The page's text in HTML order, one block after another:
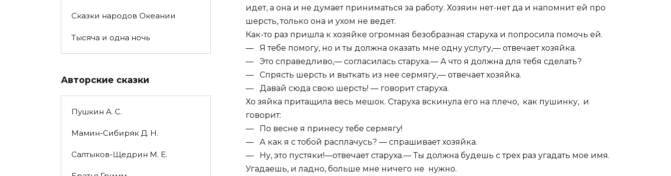
идет, а она и не думает приниматься за работу. Хозяин нет-нет да и напомнит ей про
шерсть, только она и ухом не ведет.
Как-то раз пришла к хозяйке огромная безобразная старуха и попросила помочь ей.
— Я тебе помогу, но и ты должна оказать мне одну услугу,— отвечает хозяйка.
— Это справедливо,— согласилась старуха.— А что я должна для тебя сделать?
— Спрясть шерсть и выткать из нее сермягу,— отвечает хозяйка.
— Давай сюда свою шерсть! — говорит старуха.
Хо зяйка притащила весь мешок. Старуха вскинула его на плечо, как пушинку, и
говорит:
— По весне я принесу тебе сермягу!
— А как я с тобой расплачусь? — спрашивает хозяйка.
— Ну, это пустяки!—отвечает старуха.— Ты должна будешь с трех раз угадать мое имя.
Угадаешь, и ладно, больше мне ничего не нужно.
Сказки народов Океании
Тысяча и одна ночь
Авторские сказки
Пушкин А. С.
Мамин-Сибиряк Д. Н.
Салтыков-Щедрин М. Е.